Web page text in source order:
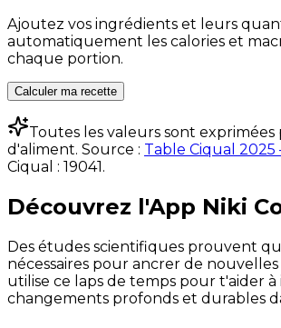
Ajoutez vos ingrédients et leurs
automatiquement les calories et
chaque portion.
Calculer ma recette
Toutes les valeurs sont exprimées
d'aliment. Source : Table Ciqual 2025
Ciqual : 19041 .
Découvrez l'App Niki
Des études scientifiques prouvent
nécessaires pour ancrer de
utilise ce laps de temps pour t'aider
changements profonds et durables